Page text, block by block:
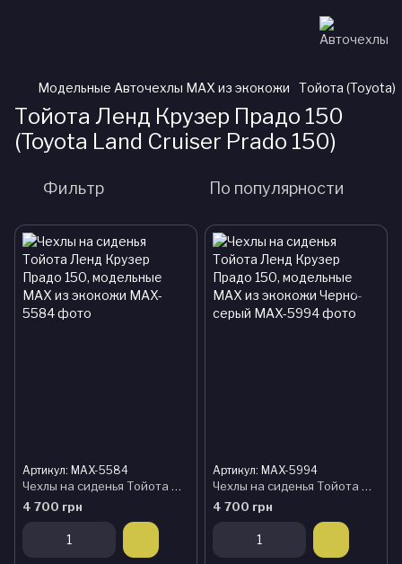
Модельные Авточехлы MAX из экокожи Тойота (Toyota)
Тойота Ленд Крузер Прадо 150
(Toyota Land Cruiser Prado 150)
Фильтр По популярности
Артикул: MAX-5584
Чехлы на сиденья Тойота Ленд Крузер Прадо 150, модельные MAX из экокожи
4 700 грн
Артикул: MAX-5994
Чехлы на сиденья Тойота Ленд Крузер Прадо 150, модельные MAX из экокожи Черно-серый
4 700 грн